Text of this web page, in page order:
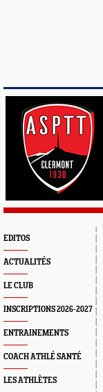
EDITOS
ACTUALITÉS
LE CLUB
INSCRIPTIONS 2026-2027
ENTRAINEMENTS
COACH ATHLÉ SANTÉ
LES ATHLÈTES